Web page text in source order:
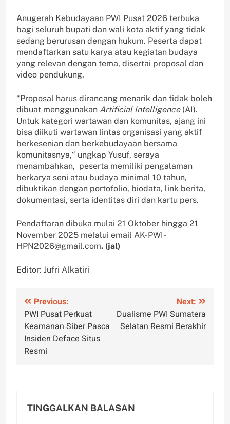
Anugerah Kebudayaan PWI Pusat 2026 terbuka
bagi seluruh bupati dan wali kota aktif yang tidak
sedang berurusan dengan hukum. Peserta dapat
mendaftarkan satu karya atau kegiatan budaya
yang relevan dengan tema, disertai proposal dan
video pendukung.
“Proposal harus dirancang menarik dan tidak boleh
dibuat menggunakan Artificial Intelligence(AI).
Untuk kategori wartawan dan komunitas, ajang ini
bisa diikuti wartawan lintas organisasi yang aktif
berkesenian dan berkebudayaan bersama
komunitasnya,“ ungkap Yusuf, seraya
menambahkan, peserta memiliki pengalaman
berkarya seni atau budaya minimal 10 tahun,
dibuktikan dengan portofolio, biodata, link berita,
dokumentasi, serta identitas diri dan kartu pers.
Pendaftaran dibuka mulai 21 Oktober hingga 21
November 2025 melalui email AK-PWI-
HPN2026@gmail.com. (jal)
Editor: Jufri Alkatiri
Navigasi
pos
Previous:
PWI Pusat Perkuat
Keamanan Siber Pasca
Insiden Deface Situs
Resmi
Next:
Dualisme PWI Sumatera
Selatan Resmi Berakhir
TINGGALKAN BALASAN